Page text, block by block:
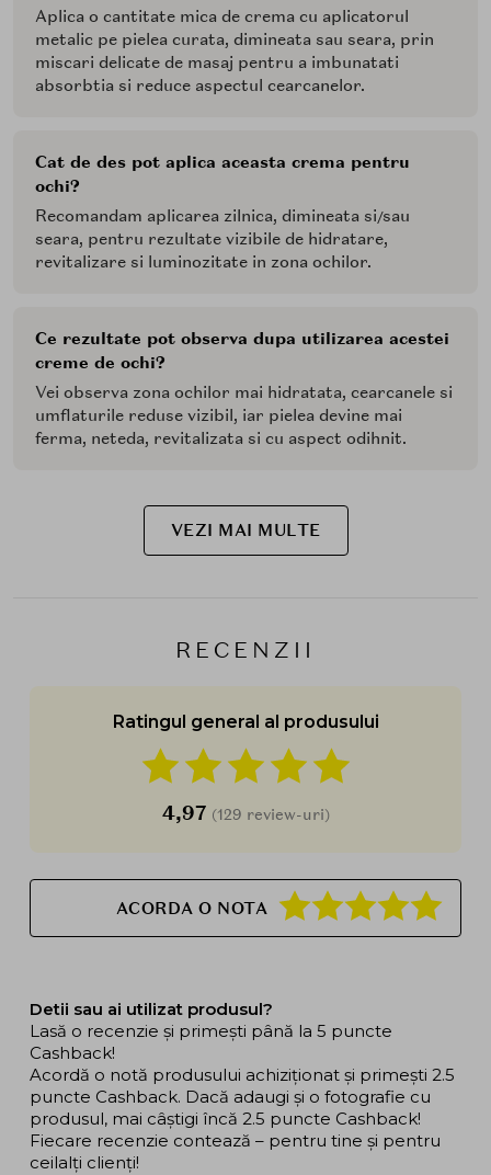
Aplica o cantitate mica de crema cu aplicatorul
metalic pe pielea curata, dimineata sau seara, prin
miscari delicate de masaj pentru a imbunatati
absorbtia si reduce aspectul cearcanelor.
Cat de des pot aplica aceasta crema pentru
ochi?
Recomandam aplicarea zilnica, dimineata si/sau
seara, pentru rezultate vizibile de hidratare,
revitalizare si luminozitate in zona ochilor.
Ce rezultate pot observa dupa utilizarea acestei
creme de ochi?
Vei observa zona ochilor mai hidratata, cearcanele si
umflaturile reduse vizibil, iar pielea devine mai
ferma, neteda, revitalizata si cu aspect odihnit.
VEZI MAI MULTE
RECENZII
Ratingul general al produsului
4,97 (129 review-uri)
ACORDA O NOTA
Detii sau ai utilizat produsul?
Lasă o recenzie și primești până la 5 puncte
Cashback!
Acordă o notă produsului achiziționat și primești 2.5
puncte Cashback. Dacă adaugi și o fotografie cu
produsul, mai câștigi încă 2.5 puncte Cashback!
Fiecare recenzie contează – pentru tine și pentru
ceilalți clienți!